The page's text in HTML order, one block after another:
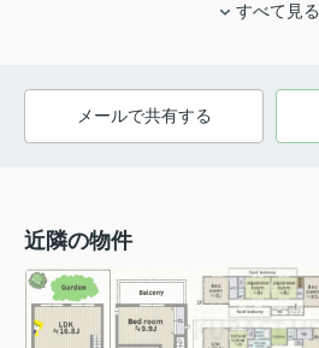
すべて見る
メールで共有する
近隣の物件